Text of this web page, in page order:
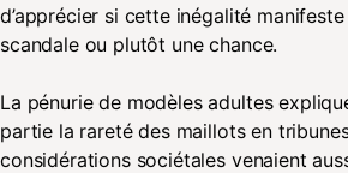
d’apprécier si cette inégalité
scandale ou plutôt une chance.
La pénurie de modèles adultes
partie la rareté des maillots en
considérations sociétales venaient